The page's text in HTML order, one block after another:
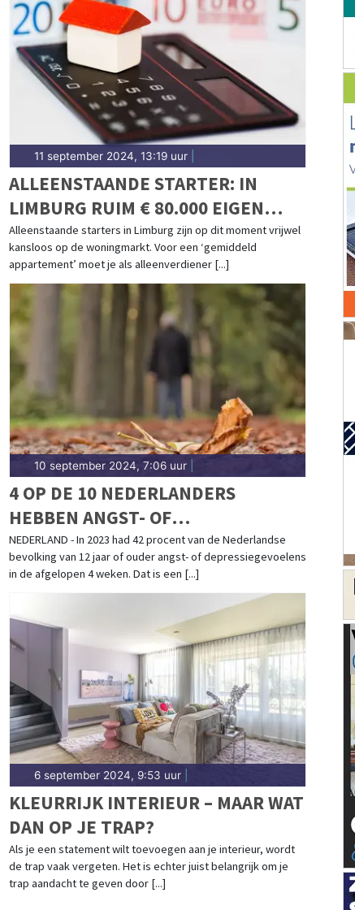
11 september 2024, 13:19 uur|
ALLEENSTAANDE STARTER: IN
LIMBURG RUIM € 80.000 EIGEN
GELD NODIG VOOR EEN
APPARTEMENT
Alleenstaande starters in Limburg zijn op dit moment vrijwel
kansloos op de woningmarkt. Voor een ‘gemiddeld
appartement’ moet je als alleenverdiener [...]
10 september 2024, 7:06 uur|
4 OP DE 10 NEDERLANDERS
HEBBEN ANGST- OF
DEPRESSIEGEVOELENS
NEDERLAND - In 2023 had 42 procent van de Nederlandse
bevolking van 12 jaar of ouder angst- of depressiegevoelens
in de afgelopen 4 weken. Dat is een [...]
6 september 2024, 9:53 uur|
KLEURRIJK INTERIEUR – MAAR WAT
DAN OP JE TRAP?
Als je een statement wilt toevoegen aan je interieur, wordt
de trap vaak vergeten. Het is echter juist belangrijk om je
trap aandacht te geven door [...]